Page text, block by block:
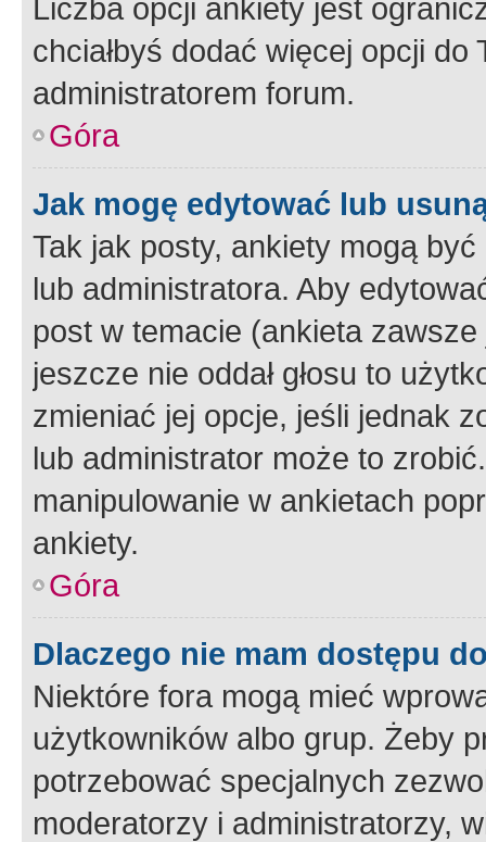
Liczba opcji ankiety jest
chciałbyś dodać więcej opcji
administratorem forum.
Góra
Jak mogę edytować lub
Tak jak posty, ankiety mogą
lub administratora. Aby
post w temacie (ankieta
jeszcze nie oddał głosu to
zmieniać jej opcje, jeśli jednak
lub administrator może to
manipulowanie w ankietach
ankiety.
Góra
Dlaczego nie mam dostępu
Niektóre fora mogą mieć
użytkowników albo grup. Żeby
potrzebować specjalnych
moderatorzy i administratorzy,